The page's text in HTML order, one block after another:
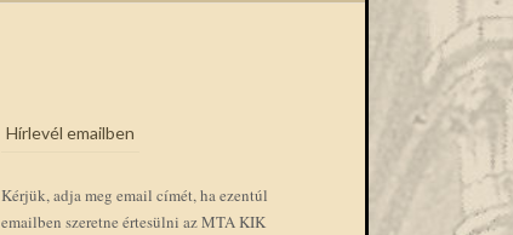
Hírlevél emailben
Kérjük, adja meg email címét, ha ezentúl
emailben szeretne értesülni az MTA KIK